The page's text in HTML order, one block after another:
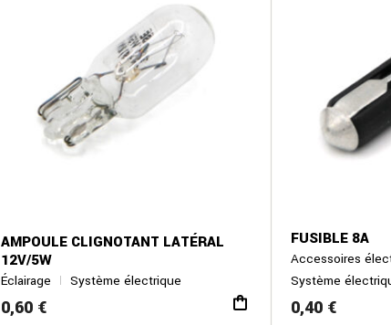
AMPOULE CLIGNOTANT LATÉRAL
12V/5W
Éclairage Système électrique
0,60 €
FUSIBLE 8A
Accessoires
Système
0,40 €